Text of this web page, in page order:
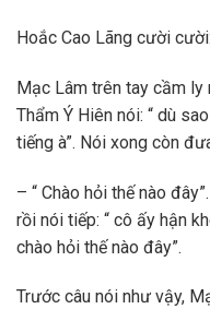
Hoắc Cao Lãng cười
Mạc Lâm trên tay cầm
Thẩm Ý Hiên nói: “ dù
tiếng à”. Nói xong còn
– “ Chào hỏi thế nào
rồi nói tiếp: “ cô ấy hận
chào hỏi thế nào đây”.
Trước câu nói như vậy,